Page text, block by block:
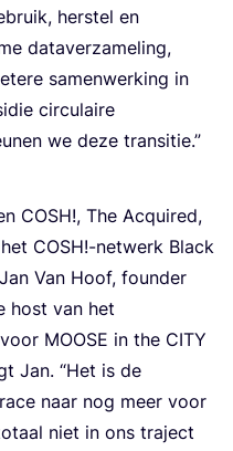
her­stel en
data­ver­za­me­ling,
samen­wer­king in
cir­cu­lai­re
we deze transitie.”
COSH!, The Acqui­red,
COSH!-netwerk Black
Van Hoof, foun­der
host van het
MOO­SE in the CITY
Jan. “Het is de
naar nog meer voor
niet in ons tra­ject